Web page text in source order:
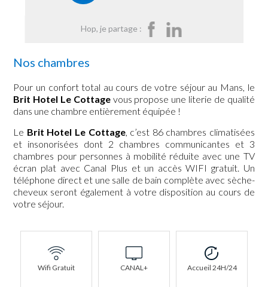
Hop, je partage :
Nos chambres
Pour un confort total au cours de votre séjour au Mans, le
Brit Hotel Le Cottagevous propose une literie de qualité
dans une chambre entièrement équipée !
Le Brit Hotel Le Cottage, c’est 86 chambres climatisées
et insonorisées dont 2 chambres communicantes et 3
chambres pour personnes à mobilité réduite avec une TV
écran plat avec Canal Plus et un accès WIFI gratuit. Un
téléphone direct et une salle de bain complète avec sèche-
cheveux seront également à votre disposition au cours de
votre séjour.
Wifi Gratuit CANAL+ Accueil 24H/24